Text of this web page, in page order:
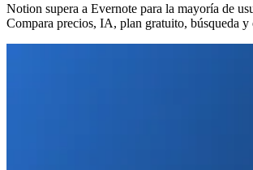
Notion supera a Evernote para la mayoría de
Compara precios, IA, plan gratuito, búsqueda y